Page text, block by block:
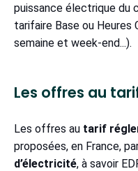
puissance électrique du
tarifaire Base ou Heures
semaine et week-end...).
Les offres au
Les offres au tarif
proposées, en France,
d’électricité, à savoir